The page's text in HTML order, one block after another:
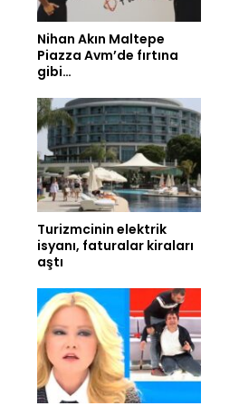
Nihan Akın Maltepe
Piazza Avm’de fırtına
gibi…
Turizmcinin elektrik
isyanı, faturalar kiraları
aştı